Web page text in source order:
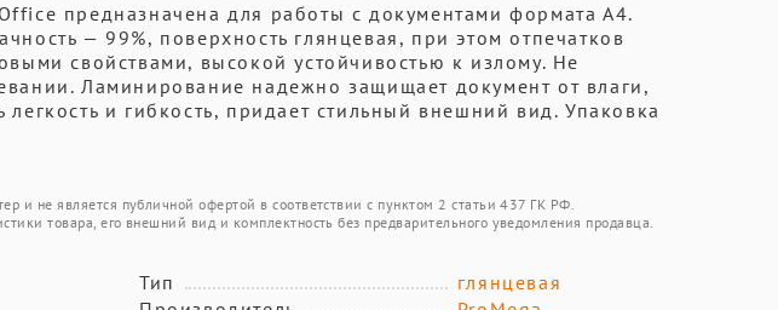
предназначена для работы с документами формата А4.
— 99%, поверхность глянцевая, при этом отпечатков
свойствами, высокой устойчивостью к излому. Не
Ламинирование надежно защищает документ от влаги,
и гибкость, придает стильный внешний вид. Упаковка
и не является публичной офертой в соответствии с пунктом 2 статьи 437 ГК РФ.
товара, его внешний вид и комплектность без предварительного уведомления продавца.
Тип
глянцевая